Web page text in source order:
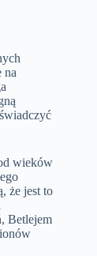
na
wieków
że jest to
Betlejem